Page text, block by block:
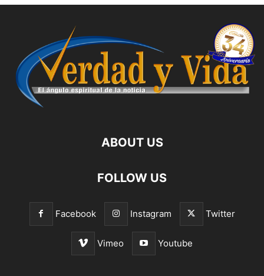
ABOUT US
FOLLOW US
Facebook Instagram Twitter
Vimeo Youtube